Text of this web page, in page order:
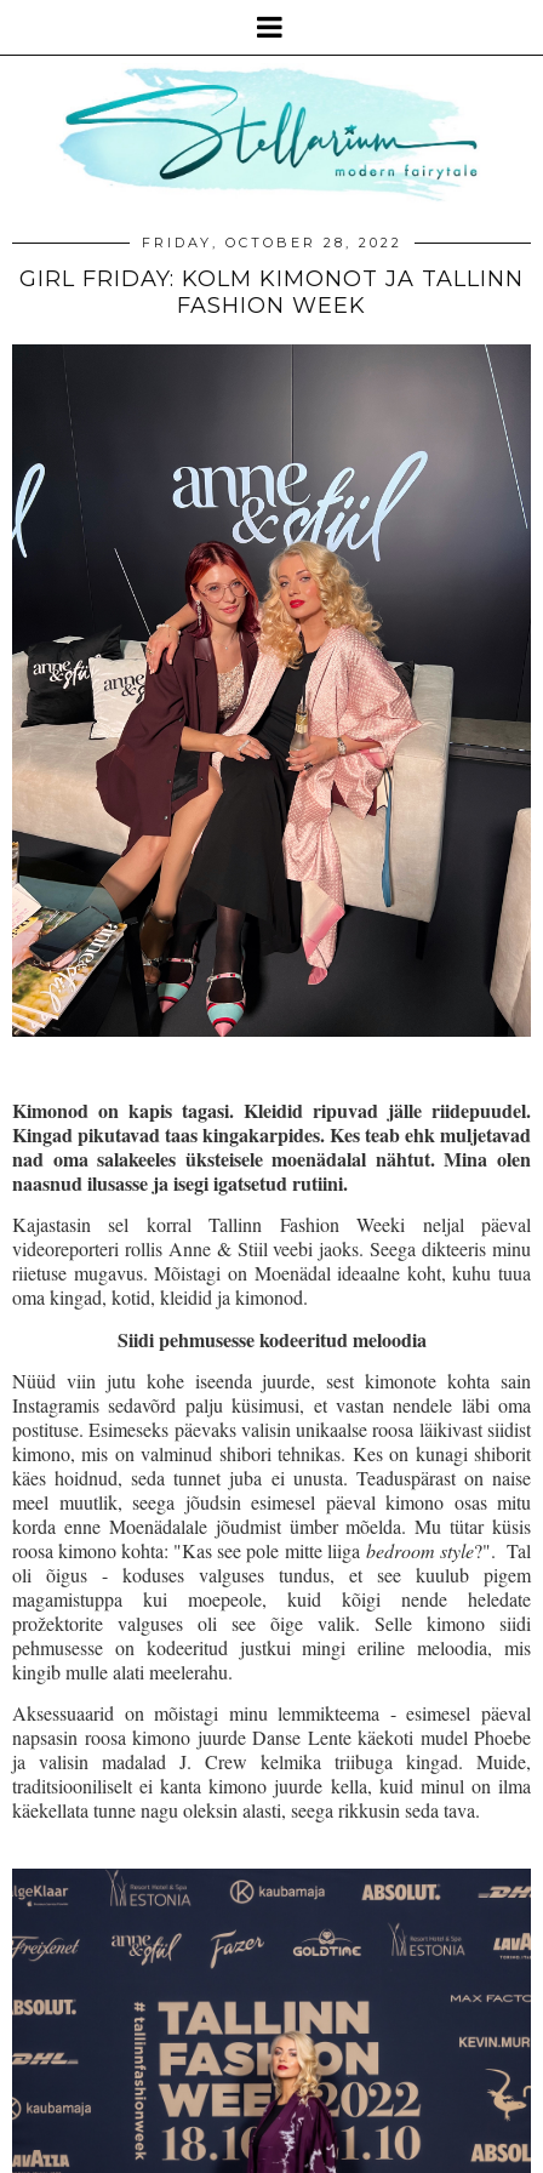
FRIDAY, OCTOBER 28, 2022
GIRL FRIDAY: KOLM KIMONOT JA TALLINN
FASHION WEEK
Kimonod on kapis tagasi. Kleidid ripuvad jälle riidepuudel.
Kingad pikutavad taas kingakarpides. Kes teab ehk muljetavad
nad oma salakeeles üksteisele moenädalal nähtut. Mina olen
naasnud ilusasse ja isegi igatsetud rutiini.
Kajastasin sel korral Tallinn Fashion Weeki neljal päeval
videoreporteri rollis Anne & Stiil veebi jaoks. Seega dikteeris minu
riietuse mugavus. Mõistagi on Moenädal ideaalne koht, kuhu tuua
oma kingad, kotid, kleidid ja kimonod.
Siidi pehmusesse kodeeritud meloodia
Nüüd viin jutu kohe iseenda juurde, sest kimonote kohta sain
Instagramis sedavõrd palju küsimusi, et vastan nendele läbi oma
postituse. Esimeseks päevaks valisin unikaalse roosa läikivast siidist
kimono, mis on valminud shibori tehnikas. Kes on kunagi shiborit
käes hoidnud, seda tunnet juba ei unusta. Teaduspärast on naise
meel muutlik, seega jõudsin esimesel päeval kimono osas mitu
korda enne Moenädalale jõudmist ümber mõelda. Mu tütar küsis
roosa kimono kohta: "Kas see pole mitte liiga bedroom style?". Tal
oli õigus - koduses valguses tundus, et see kuulub pigem
magamistuppa kui moepeole, kuid kõigi nende heledate
prožektorite valguses oli see õige valik. Selle kimono siidi
pehmusesse on kodeeritud justkui mingi eriline meloodia, mis
kingib mulle alati meelerahu.
Aksessuaarid on mõistagi minu lemmikteema - esimesel päeval
napsasin roosa kimono juurde Danse Lente käekoti mudel Phoebe
ja valisin madalad J. Crew kelmika triibuga kingad. Muide,
traditsiooniliselt ei kanta kimono juurde kella, kuid minul on ilma
käekellata tunne nagu oleksin alasti, seega rikkusin seda tava.